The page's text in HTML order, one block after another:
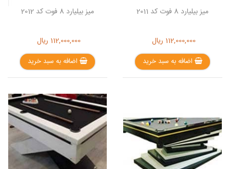
میز بیلیارد 8 فوت کد 2011
112,000,000 ریال
اضافه به سبد خرید
میز بیلیارد 8 فوت کد 2012
112,000,000 ریال
اضافه به سبد خرید